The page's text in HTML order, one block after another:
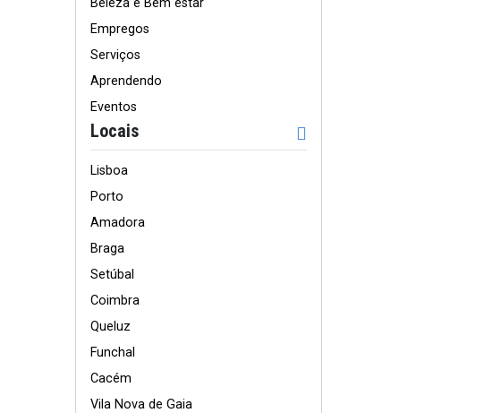
Beleza e Bem estar
Empregos
Serviços
Aprendendo
Eventos
Locais
Lisboa
Porto
Amadora
Braga
Setúbal
Coimbra
Queluz
Funchal
Cacém
Vila Nova de Gaia